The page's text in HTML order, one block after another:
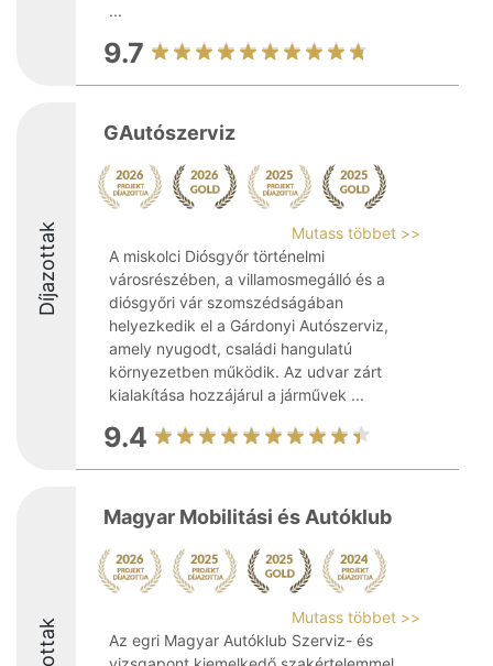
...
9.7
Díjazottak
GAutószerviz
Mutass többet >>
A miskolci Diósgyőr történelmi
városrészében, a villamosmegálló és a
diósgyőri vár szomszédságában
helyezkedik el a Gárdonyi Autószerviz,
amely nyugodt, családi hangulatú
környezetben működik. Az udvar zárt
kialakítása hozzájárul a járművek ...
9.4
Magyar Mobilitási és Autóklub
Mutass többet >>
Az egri Magyar Autóklub Szerviz- és